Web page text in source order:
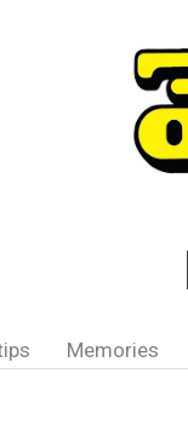
Memories